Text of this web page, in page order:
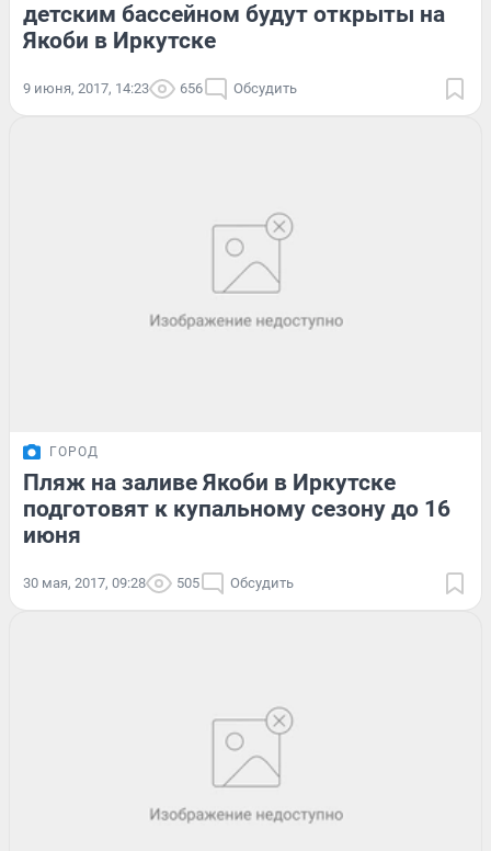
детским бассейном будут открыты на
Якоби в Иркутске
9 июня, 2017, 14:23 656 Обсудить
ГОРОД
Пляж на заливе Якоби в Иркутске
подготовят к купальному сезону до 16
июня
30 мая, 2017, 09:28 505 Обсудить